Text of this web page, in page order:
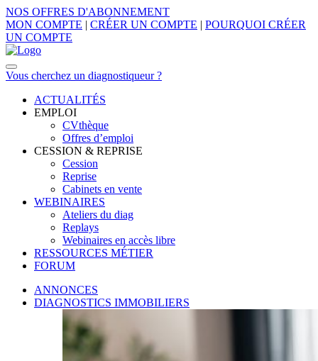
NOS OFFRES D'ABONNEMENT
MON COMPTE | CRÉER UN COMPTE | POURQUOI CRÉER
UN COMPTE
Vous cherchez un diagnostiqueur ?
ACTUALITÉS
EMPLOI
CVthèque
Offres d’emploi
CESSION & REPRISE
Cession
Reprise
Cabinets en vente
WEBINAIRES
Ateliers du diag
Replays
Webinaires en accès libre
RESSOURCES MÉTIER
FORUM
ANNONCES
DIAGNOSTICS IMMOBILIERS